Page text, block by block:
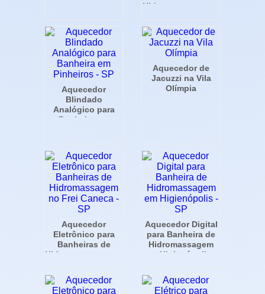
Hidromassagem na
Aquecedor
Blindado
Analógico para
Banheira em
Aquecedor de
Jacuzzi na Vila
Olímpia
Aquecedor
Eletrônico para
Banheiras de
Hidromassagem no
Aquecedor Digital
para Banheira de
Hidromassagem
em Higienópolis -